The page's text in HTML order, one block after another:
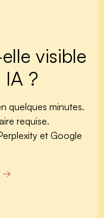
visible
IA ?
quelques minutes.
requise.
et Google
→